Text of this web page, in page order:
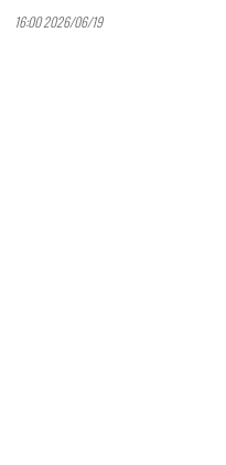
2026/06/19 16:00